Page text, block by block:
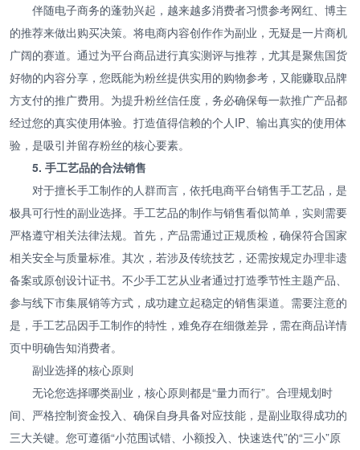
伴随电子商务的蓬勃兴起，越来越多消费者习惯参考网红、博主
的推荐来做出购买决策。将电商内容创作作为副业，无疑是一片商机
广阔的赛道。通过为平台商品进行真实测评与推荐，尤其是聚焦国货
好物的内容分享，您既能为粉丝提供实用的购物参考，又能赚取品牌
方支付的推广费用。为提升粉丝信任度，务必确保每一款推广产品都
经过您的真实使用体验。打造值得信赖的个人IP、输出真实的使用体
验，是吸引并留存粉丝的核心要素。
5. 手工艺品的合法销售
对于擅长手工制作的人群而言，依托电商平台销售手工艺品，是
极具可行性的副业选择。手工艺品的制作与销售看似简单，实则需要
严格遵守相关法律法规。首先，产品需通过正规质检，确保符合国家
相关安全与质量标准。其次，若涉及传统技艺，还需按规定办理非遗
备案或原创设计证书。不少手工艺从业者通过打造季节性主题产品、
参与线下市集展销等方式，成功建立起稳定的销售渠道。需要注意的
是，手工艺品因手工制作的特性，难免存在细微差异，需在商品详情
页中明确告知消费者。
副业选择的核心原则
无论您选择哪类副业，核心原则都是“量力而行”。合理规划时
间、严格控制资金投入、确保自身具备对应技能，是副业取得成功的
三大关键。您可遵循“小范围试错、小额投入、快速迭代”的“三小”原